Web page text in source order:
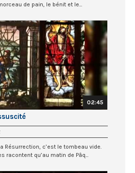
de pain, le bénit et le...
02:45
Résurrection, c’est le tombeau vide.
racontent qu’au matin de Pâq...